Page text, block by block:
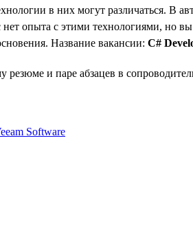
в них могут различаться. В
опыта с этими технологиями, но
Название вакансии: C#
и паре абзацев в
Software